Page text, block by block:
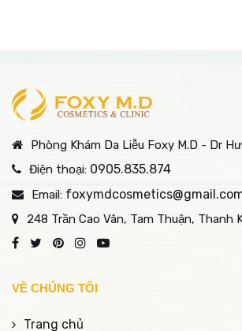
Phòng Khám Da Liễu Foxy M.D - Dr
Điện thoại: 0905.835.874
Email:
248 Trần Cao Vân, Tam Thuận, Thanh
VỀ CHÚNG TÔI
Trang chủ